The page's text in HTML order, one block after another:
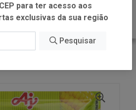
para ter acesso aos
exclusivas da sua região
Pesquisar